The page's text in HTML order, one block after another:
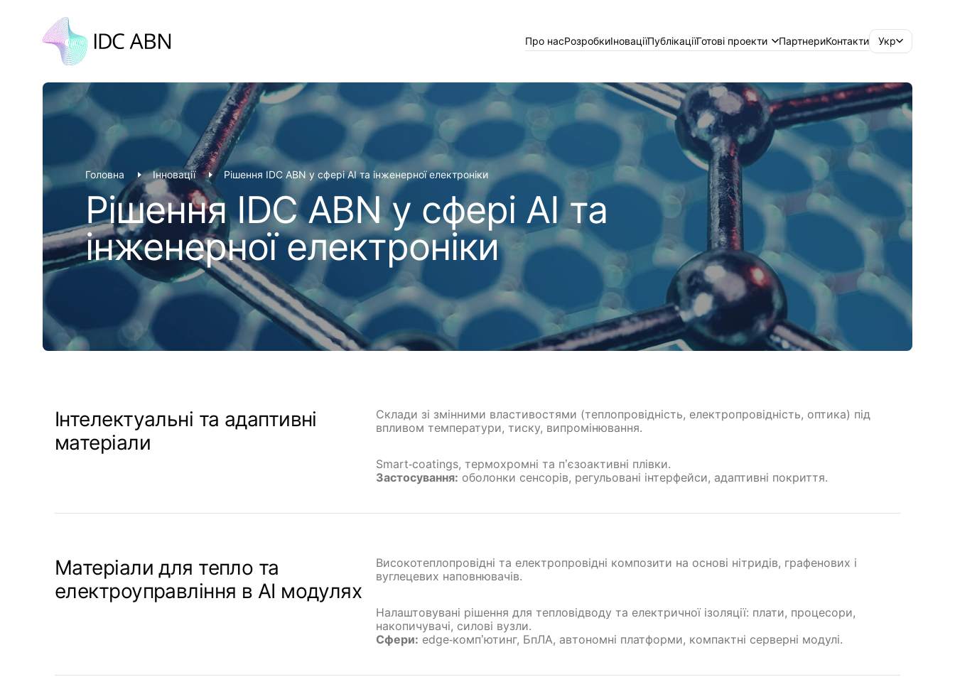
Про насРозробкиІноваціїПублікаціїГотові проекти ПартнериКонтакти Укр
Головна Інновації Рішення IDC ABN у сфері AI та інженерної електроніки
Рішення IDC ABN у сфері AI та
інженерної електроніки
Інтелектуальні та адаптивні
матеріали
Склади зі змінними властивостями (теплопровідність, електропровідність, оптика) під
впливом температури, тиску, випромінювання.
Smart‑coatings, термохромні та п’єзоактивні плівки.
Застосування: оболонки сенсорів, регульовані інтерфейси, адаптивні покриття.
Матеріали для тепло та
електроуправління в AI модулях
Високотеплопровідні та електропровідні композити на основі нітридів, графенових і
вуглецевих наповнювачів.
Налаштовувані рішення для тепловідводу та електричної ізоляції: плати, процесори,
накопичувачі, силові вузли.
Сфери: edge‑комп’ютинг, БпЛА, автономні платформи, компактні серверні модулі.